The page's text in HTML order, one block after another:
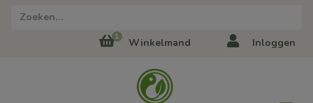
1 Winkelmand Inloggen